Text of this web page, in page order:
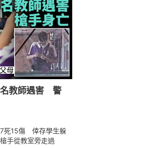
教師遇害 警
死15傷 倖存學生躲
手從教室旁走過